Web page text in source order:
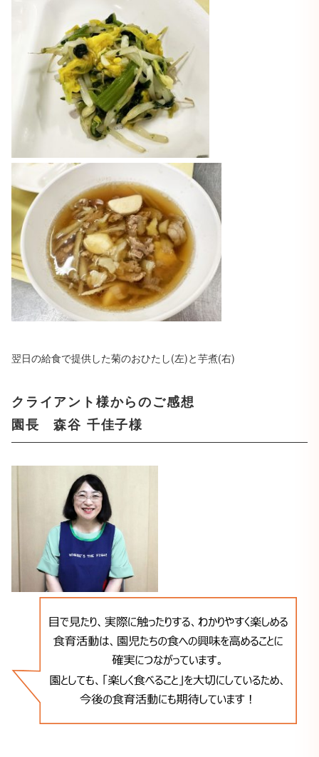
翌日の給食で提供した菊のおひたし(左)と芋煮(右)
クライアント様からのご感想
園長 森谷 千佳子様